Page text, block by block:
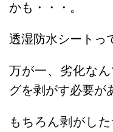
かも・・・。
透湿防水シートっ
万が一、劣化な
グを剥がす必要が
もちろん剥がし